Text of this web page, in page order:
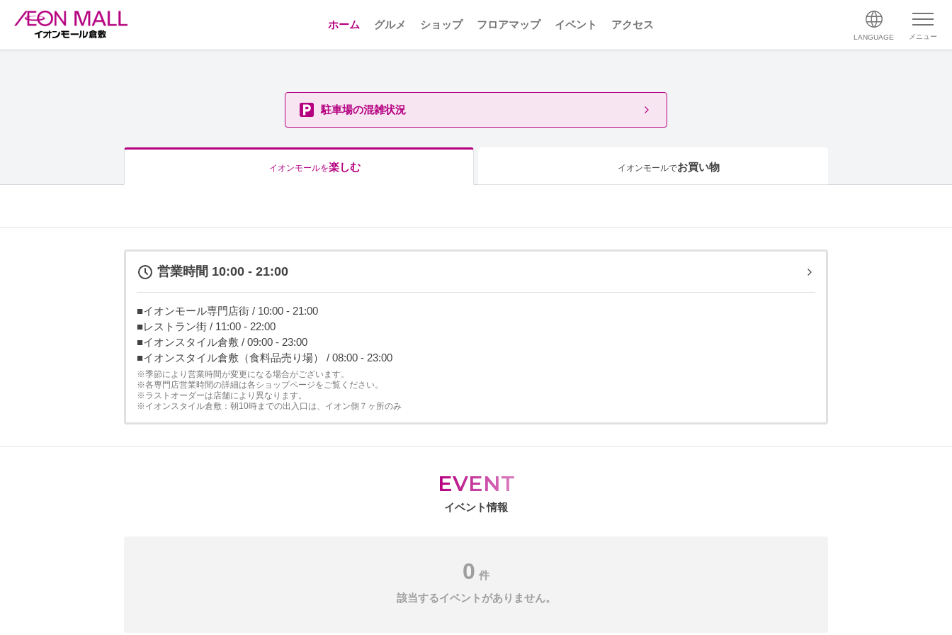
ホーム グルメ ショップ フロアマップ イベント アクセス
LANGUAGE メニュー
駐車場の混雑状況
イオンモールを楽しむ イオンモールでお買い物
営業時間 10:00 - 21:00
■イオンモール専門店街 / 10:00 - 21:00
■レストラン街 / 11:00 - 22:00
■イオンスタイル倉敷 / 09:00 - 23:00
■イオンスタイル倉敷（食料品売り場） / 08:00 - 23:00
※季節により営業時間が変更になる場合がございます。
※各専門店営業時間の詳細は各ショップページをご覧ください。
※ラストオーダーは店舗により異なります。
※イオンスタイル倉敷：朝10時までの出入口は、イオン側７ヶ所のみ
EVENT
イベント情報
0 件
該当するイベントがありません。